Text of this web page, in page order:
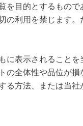
を目的とするもので
の利用を禁じます。
に表示されることを
の全体性や品位が損
る方法、または当社